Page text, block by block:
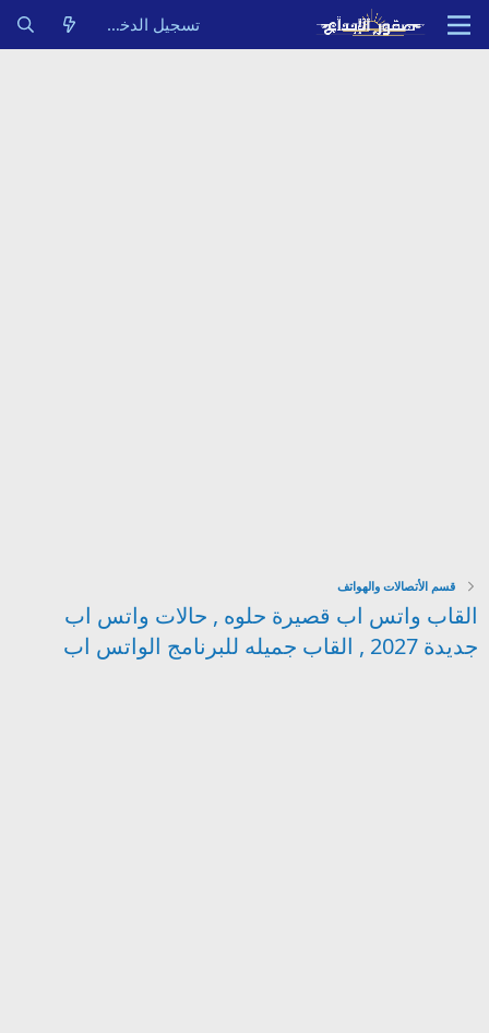
تسجيل الدخول
قسم الأتصالات والهواتف
القاب واتس اب قصيرة حلوه , حالات واتس اب
جديدة 2027 , القاب جميله للبرنامج الواتس اب